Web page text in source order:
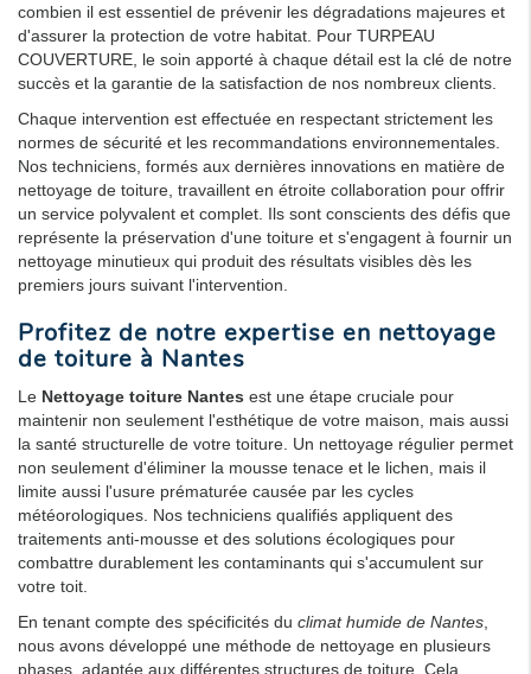
combien il est essentiel de prévenir les dégradations majeures et
d'assurer la protection de votre habitat. Pour TURPEAU
COUVERTURE, le soin apporté à chaque détail est la clé de notre
succès et la garantie de la satisfaction de nos nombreux clients.
Chaque intervention est effectuée en respectant strictement les
normes de sécurité et les recommandations environnementales.
Nos techniciens, formés aux dernières innovations en matière de
nettoyage de toiture, travaillent en étroite collaboration pour offrir
un service polyvalent et complet. Ils sont conscients des défis que
représente la préservation d'une toiture et s'engagent à fournir un
nettoyage minutieux qui produit des résultats visibles dès les
premiers jours suivant l'intervention.
Profitez de notre expertise en nettoyage
de toiture à Nantes
Le Nettoyage toiture Nantes est une étape cruciale pour
maintenir non seulement l'esthétique de votre maison, mais aussi
la santé structurelle de votre toiture. Un nettoyage régulier permet
non seulement d'éliminer la mousse tenace et le lichen, mais il
limite aussi l'usure prématurée causée par les cycles
météorologiques. Nos techniciens qualifiés appliquent des
traitements anti-mousse et des solutions écologiques pour
combattre durablement les contaminants qui s'accumulent sur
votre toit.
En tenant compte des spécificités du climat humide de Nantes
nous avons développé une méthode de nettoyage en plusieurs
phases, adaptée aux différentes structures de toiture. Cela